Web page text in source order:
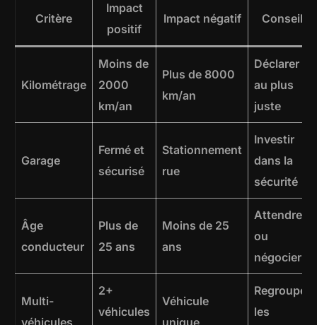
Critère
Impact
positif
Impact négatif Conseil
Kilométrage
Moins de
2000
km/an
Plus de 8000
km/an
Déclarer
au plus
juste
Garage
Fermé et
sécurisé
Stationnement
rue
Investir
dans la
sécurité
Âge
conducteur
Plus de
25 ans
Moins de 25
ans
Attendre
ou
négocier
Multi-
véhicules
2+
véhicules
Véhicule
unique
Regrouper
les